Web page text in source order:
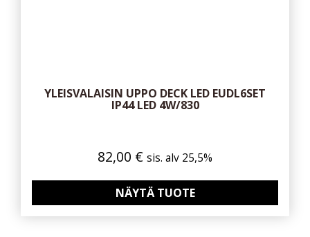
YLEISVALAISIN UPPO DECK LED EUDL6SET
IP44 LED 4W/830
82,00 € sis. alv 25,5%
NÄYTÄ TUOTE